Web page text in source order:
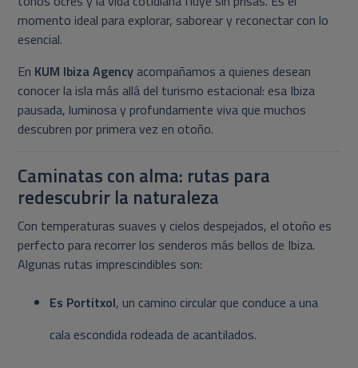
momento ideal para explorar, saborear y reconectar con lo
esencial.
En KUM Ibiza Agency acompañamos a quienes desean
conocer la isla más allá del turismo estacional: esa Ibiza
pausada, luminosa y profundamente viva que muchos
descubren por primera vez en otoño.
Caminatas con alma: rutas para
redescubrir la naturaleza
Con temperaturas suaves y cielos despejados, el otoño es
perfecto para recorrer los senderos más bellos de Ibiza.
Algunas rutas imprescindibles son:
Es Portitxol, un camino circular que conduce a una
cala escondida rodeada de acantilados.